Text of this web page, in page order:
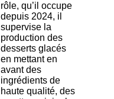
rôle, qu’il occupe
depuis 2024, il
supervise la
production des
desserts glacés
en mettant en
avant des
ingrédients de
haute qualité, des